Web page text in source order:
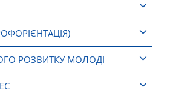
РОЗВИТКУ МОЛОДІ